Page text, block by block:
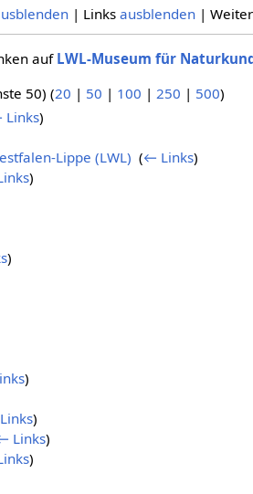
| Links ausblenden|
auf LWL-Museum für
50) (20 | 50 | 100 | 250 | 500)
)
Lippe (LWL) (← Links)
)
)
)
)
Links)
)